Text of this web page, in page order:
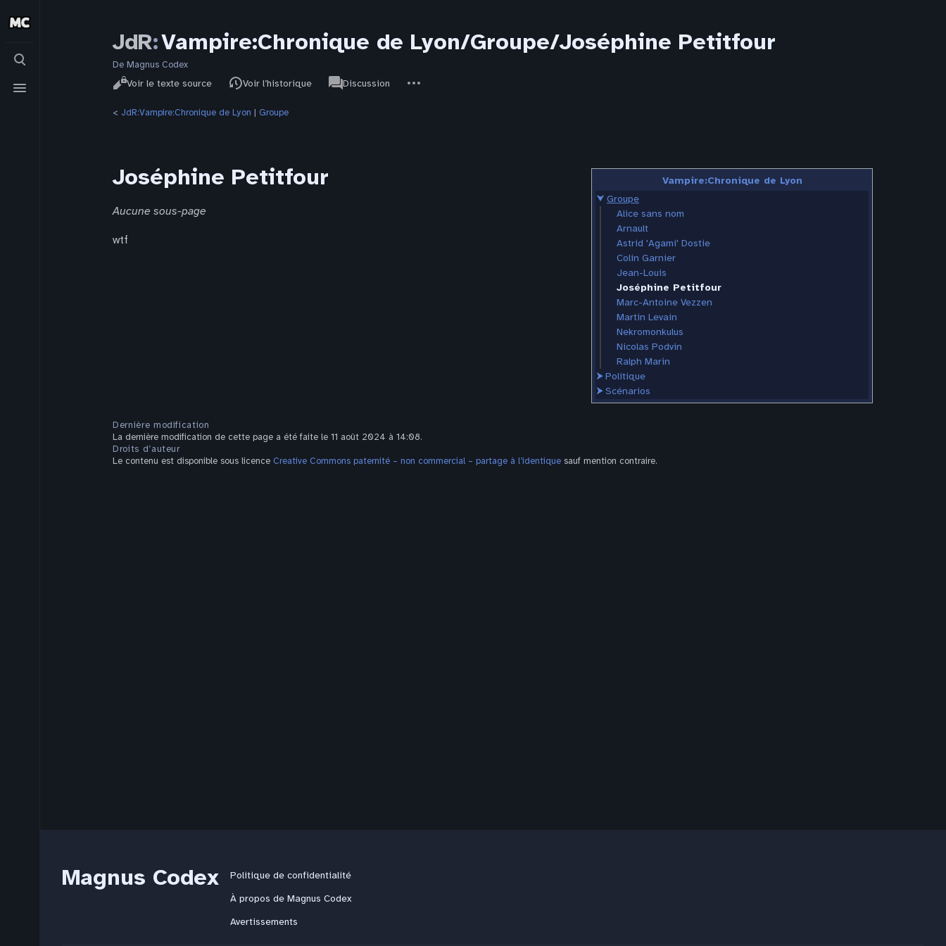
Basculer
recherche
Basculer
le
JdR:Vampire:Chronique de Lyon/Groupe/Joséphine Petitfour
De Magnus Codex
Affichages
LireVoir le texte source Voir l’historique
associated-
pages
JdRDiscussion
actions
< JdR:Vampire:Chronique de Lyon ‎ | Groupe
Vampire:Chronique de Lyon
⮟ Groupe
Alice sans nom
Arnault
Astrid 'Agami' Dostie
Colin Garnier
Jean-Louis
Joséphine Petitfour
Marc-Antoine Vezzen
Martin Levain
Nekromonkulus
Nicolas Podvin
Ralph Marin
⮞Politique
⮞Scénarios
Joséphine Petitfour
Aucune sous-page
wtf
Dernière modification
La dernière modification de cette page a été faite le 11 août 2024 à 14:08.
Droits d’auteur
Le contenu est disponible sous licence Creative Commons paternité – non commercial – partage à l’identique sauf mention contraire.
Magnus Codex
Politique de confidentialité
À propos de Magnus Codex
Avertissements